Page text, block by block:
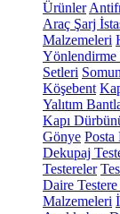
Ürünler
Araç Şarj
Malzemeleri
Yönlendirme
Setleri Somun
Köşebent
Yalıtım
Kapı
Gönye Posta
Dekupaj
Testereler
Daire Testere
Malzemeleri